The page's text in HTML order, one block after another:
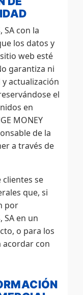
SA con la
los datos y
web esté
garantiza ni
actualización
el
en
MONEY
de la
a través de
clientes se
que, si
por
SA en un
o para los
acordar con